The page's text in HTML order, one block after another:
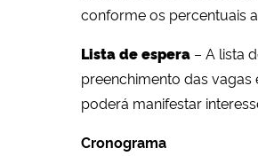
conforme os percentuais
Lista de espera – A lista
preenchimento das
poderá manifestar
Cronograma